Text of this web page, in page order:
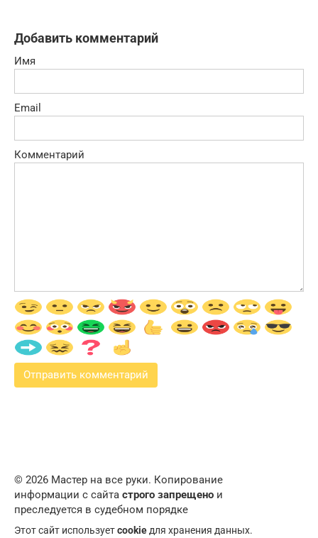
Добавить комментарий
Имя
Email
Комментарий
© 2026 Мастер на все руки. Копирование
информации с сайта строго запрещено и
преследуется в судебном порядке
Этот сайт используетcookie для хранения данных.